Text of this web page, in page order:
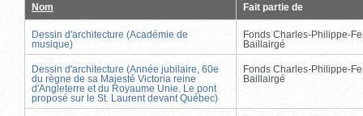
Nom Fait partie de
Dessin d'architecture (Académie de
musique)
Fonds Charles-Philippe-
Baillairgé
Dessin d'architecture (Année jubilaire, 60e
du règne de sa Majesté Victoria reine
d'Angleterre et du Royaume Unie. Le pont
proposé sur le St. Laurent devant Québec)
Fonds Charles-Philippe-
Baillairgé